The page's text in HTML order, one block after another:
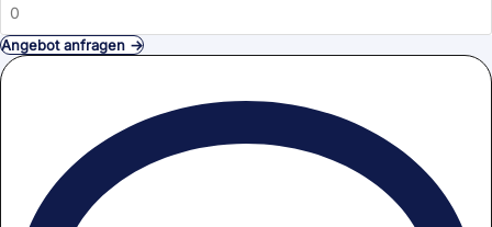
Angebot anfragen →